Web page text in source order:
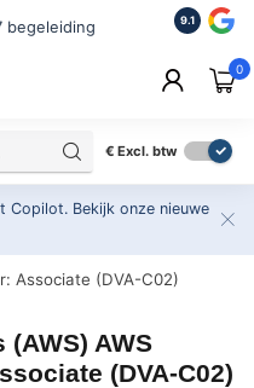
begeleiding
ISO
2.500+
9.1
0
€ Excl. btw
Copilot. Bekijk onze nieuwe
Associate (DVA-C02)
AWS
(DVA-C02)